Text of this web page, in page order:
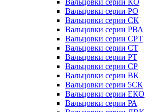
Вальцовки серии КО
Вальцовки серии РО
Вальцовки серии СК
Вальцовки серии РВА
Вальцовки серии СРТ
Вальцовки серии СТ
Вальцовки серии РТ
Вальцовки серии СР
Вальцовки серии ВК
Вальцовки серии 5СК
Вальцовки серии ЕКО
Вальцовки серии РА